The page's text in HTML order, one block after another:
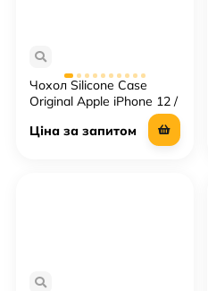
Чохол Silicone Case
Original Apple iPhone 12 /
Ціна за запитом